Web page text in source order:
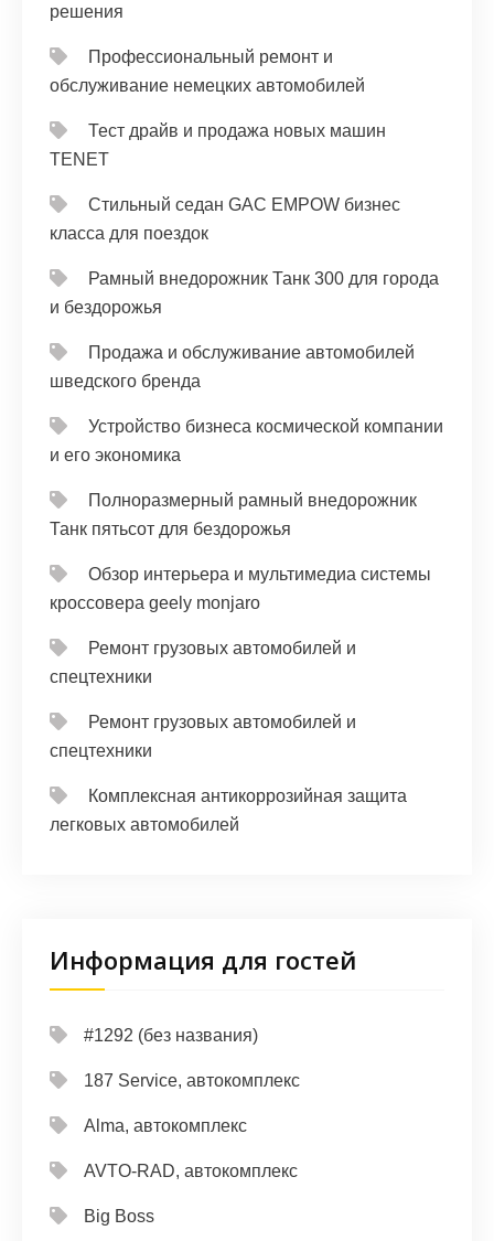
решения
Профессиональный ремонт и
обслуживание немецких автомобилей
Тест драйв и продажа новых машин
TENET
Стильный седан GAC EMPOW бизнес
класса для поездок
Рамный внедорожник Танк 300 для города
и бездорожья
Продажа и обслуживание автомобилей
шведского бренда
Устройство бизнеса космической компании
и его экономика
Полноразмерный рамный внедорожник
Танк пятьсот для бездорожья
Обзор интерьера и мультимедиа системы
кроссовера geely monjaro
Ремонт грузовых автомобилей и
спецтехники
Ремонт грузовых автомобилей и
спецтехники
Комплексная антикоррозийная защита
легковых автомобилей
Информация для гостей
#1292 (без названия)
187 Service, автокомплекс
Alma, автокомплекс
AVTO-RAD, автокомплекс
Big Boss